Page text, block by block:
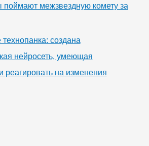
межзвездную комету за
создана
нейросеть, умеющая
реагировать на изменения